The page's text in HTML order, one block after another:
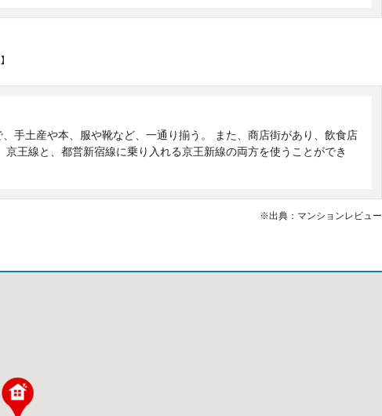
、手土産や本、服や靴など、一通り揃う。 また、商店街があり、飲食店
王線と、都営新宿線に乗り入れる京王新線の両方を使うことができ
※出典：マンションレビュー